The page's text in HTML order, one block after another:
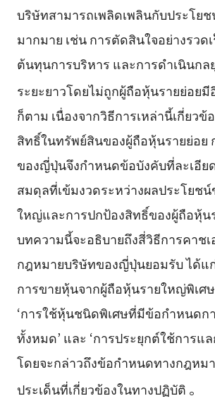
บริษัทสามารถเพลิดเพลินกับประโย
มากมาย เช่น การตัดสินใจอย่างรวด
ต้นทุนการบริหาร และการดำเนินกล
ระยะยาวโดยไม่ถูกผู้ถือหุ้นรายย่อย
ก็ตาม เนื่องจากวิธีการเหล่านี้เกี่ยวข้
สิทธิ์ในทรัพย์สินของผู้ถือหุ้นรายย่อย
ของญี่ปุ่นจึงกำหนดข้อบังคับที่ละเอีย
สมดุลที่เข้มงวดระหว่างผลประโยช
ใหญ่และการปกป้องสิทธิ์ของผู้ถือหุ้น
บทความนี้จะอธิบายถึงสี่วิธีการคาช
กฎหมายบริษัทของญี่ปุ่นยอมรับ ได้แก่
การขายหุ้นจากผู้ถือหุ้นรายใหญ่พิเศษ
‘การใช้หุ้นชนิดพิเศษที่มีข้อกำหนดก
ทั้งหมด’ และ ‘การประยุกต์ใช้การแ
โดยจะกล่าวถึงข้อกำหนดทางกฎหม
ประเด็นที่เกี่ยวข้องในทางปฏิบัติ 。